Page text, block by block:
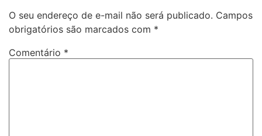
O seu endereço de e-mail não será publicado. Campos
obrigatórios são marcados com *
Comentário *